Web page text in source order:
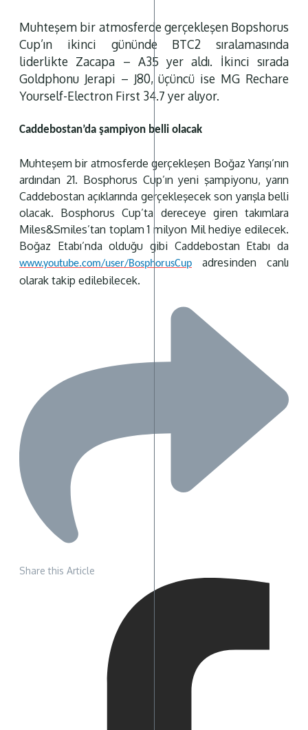
Muhteşem bir atmosferde gerçekleşen Bopshorus
Cup’ın ikinci gününde BTC2 sıralamasında
liderlikte Zacapa – A35 yer aldı. İkinci sırada
Goldphonu Jerapi – J80, üçüncü ise MG Rechare
Yourself-Electron First 34.7 yer alıyor.
Caddebostan’da şampiyon belli olacak
Muhteşem bir atmosferde gerçekleşen Boğaz Yarışı’nın
ardından 21. Bosphorus Cup’ın yeni şampiyonu, yarın
Caddebostan açıklarında gerçekleşecek son yarışla belli
olacak. Bosphorus Cup’ta dereceye giren takımlara
Miles&Smiles’tan toplam 1 milyon Mil hediye edilecek.
Boğaz Etabı’nda olduğu gibi Caddebostan Etabı da
www.youtube.com/user/BosphorusCup
adresinden canlı
olarak takip edilebilecek.
Share this Article